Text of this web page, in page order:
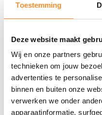
Toestemming
Deze website maakt
Wij en onze partners
technieken om jouw
advertenties te
binnen en buiten onze
verwerken we onder
apparaatinformatie,